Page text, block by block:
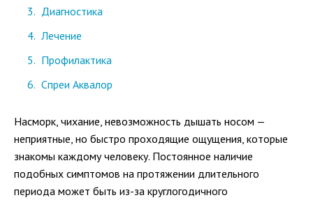
Диагностика
Лечение
Профилактика
Спреи Аквалор
Насморк, чихание, невозможность дышать носом —
неприятные, но быстро проходящие ощущения, которые
знакомы каждому человеку. Постоянное наличие
подобных симптомов на протяжении длительного
периода может быть из-за круглогодичного